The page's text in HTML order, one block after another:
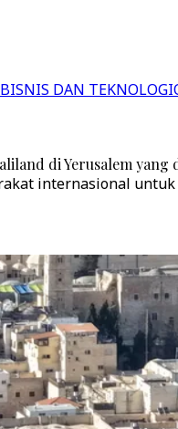
BISNIS DAN TEKNOLOGI
di Yerusalem yang
internasional